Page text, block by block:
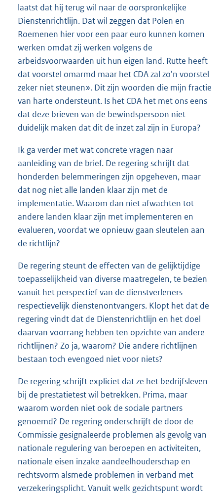
laatst dat hij terug wil naar de oorspronkelijke
Dienstenrichtlijn. Dat wil zeggen dat Polen en
Roemenen hier voor een paar euro kunnen komen
werken omdat zij werken volgens de
arbeidsvoorwaarden uit hun eigen land. Rutte heeft
dat voorstel omarmd maar het CDA zal zo'n voorstel
zeker niet steunen». Dit zijn woorden die mijn fractie
van harte ondersteunt. Is het CDA het met ons eens
dat deze brieven van de bewindspersoon niet
duidelijk maken dat dit de inzet zal zijn in Europa?
Ik ga verder met wat concrete vragen naar
aanleiding van de brief. De regering schrijft dat
honderden belemmeringen zijn opgeheven, maar
dat nog niet alle landen klaar zijn met de
implementatie. Waarom dan niet afwachten tot
andere landen klaar zijn met implementeren en
evalueren, voordat we opnieuw gaan sleutelen aan
de richtlijn?
De regering steunt de effecten van de gelijktijdige
toepasselijkheid van diverse maatregelen, te bezien
vanuit het perspectief van de dienstverleners
respectievelijk dienstenontvangers. Klopt het dat de
regering vindt dat de Dienstenrichtlijn en het doel
daarvan voorrang hebben ten opzichte van andere
richtlijnen? Zo ja, waarom? Die andere richtlijnen
bestaan toch evengoed niet voor niets?
De regering schrijft expliciet dat ze het bedrijfsleven
bij de prestatietest wil betrekken. Prima, maar
waarom worden niet ook de sociale partners
genoemd? De regering onderschrijft de door de
Commissie gesignaleerde problemen als gevolg van
nationale regulering van beroepen en activiteiten,
nationale eisen inzake aandeelhouderschap en
rechtsvorm alsmede problemen in verband met
verzekeringsplicht. Vanuit welk gezichtspunt wordt